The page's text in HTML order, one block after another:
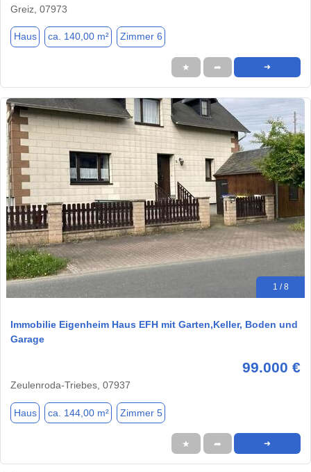
Greiz, 07973
Haus ca. 140,00 m² Zimmer 6
★ ➦ ➜
1 / 8
Immobilie Eigenheim Haus EFH mit Garten,Keller, Boden und
Garage
99.000 €
Zeulenroda-Triebes, 07937
Haus ca. 144,00 m² Zimmer 5
★ ➦ ➜